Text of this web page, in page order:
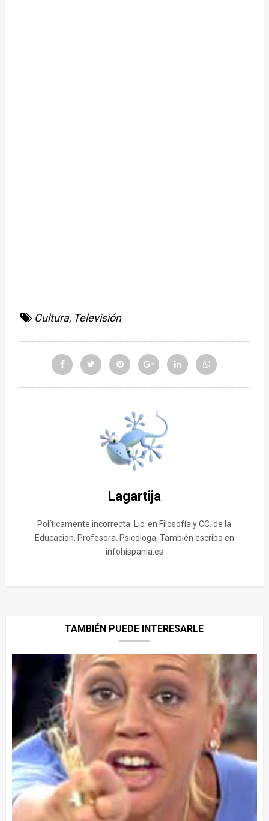
Cultura, Televisión
Lagartija
Políticamente incorrecta. Lic. en Filosofía y CC. de la
Educación. Profesora. Psicóloga. También escribo en
infohispania.es
TAMBIÉN PUEDE INTERESARLE